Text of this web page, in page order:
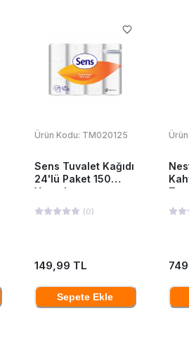
Ürün Kodu: TM020125
Sens Tuvalet Kağıdı
24'lü Paket 150
Yaprak
(0)
149,99 TL
Sepete Ekle